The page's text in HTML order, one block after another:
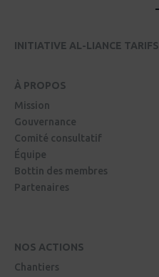
INITIATIVE AL-LIANCE TARIFS
À PROPOS
Mission
Gouvernance
Comité consultatif
Équipe
Bottin des membres
Partenaires
NOS ACTIONS
Chantiers